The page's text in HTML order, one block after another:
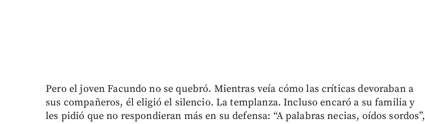
Pero el joven Facundo no se quebró. Mientras veía cómo las críticas devoraban a
sus compañeros, él eligió el silencio. La templanza. Incluso encaró a su familia y
les pidió que no respondieran más en su defensa: “A palabras necias, oídos sordos”,